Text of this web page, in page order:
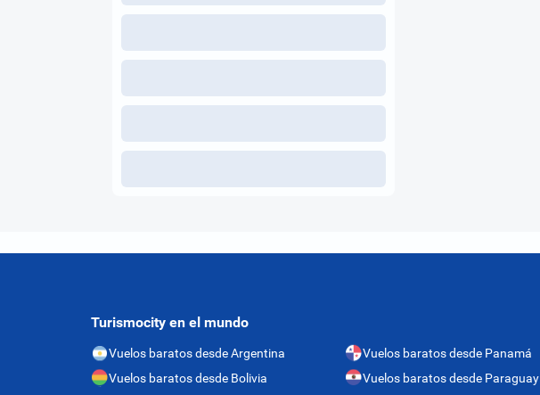
Turismocity en el mundo
Vuelos baratos desde Argentina
Vuelos baratos desde Bolivia
Vuelos baratos desde Panamá
Vuelos baratos desde Paraguay